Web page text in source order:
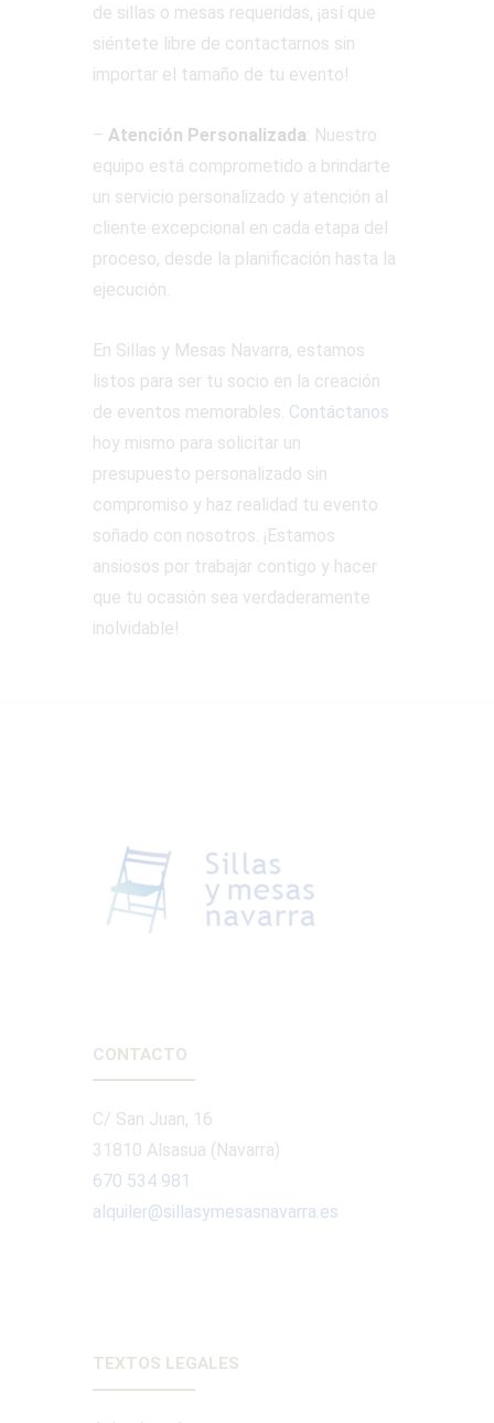
de sillas o mesas requeridas, ¡así que
siéntete libre de contactarnos sin
importar el tamaño de tu evento!
– Atención Personalizada: Nuestro
equipo está comprometido a brindarte
un servicio personalizado y atención al
cliente excepcional en cada etapa del
proceso, desde la planificación hasta la
ejecución.
En Sillas y Mesas Navarra, estamos
listos para ser tu socio en la creación
de eventos memorables. Contáctanos
hoy mismo para solicitar un
presupuesto personalizado sin
compromiso y haz realidad tu evento
soñado con nosotros. ¡Estamos
ansiosos por trabajar contigo y hacer
que tu ocasión sea verdaderamente
inolvidable!
CONTACTO
C/ San Juan, 16
31810 Alsasua (Navarra)
670 534 981
alquiler@sillasymesasnavarra.es
TEXTOS LEGALES